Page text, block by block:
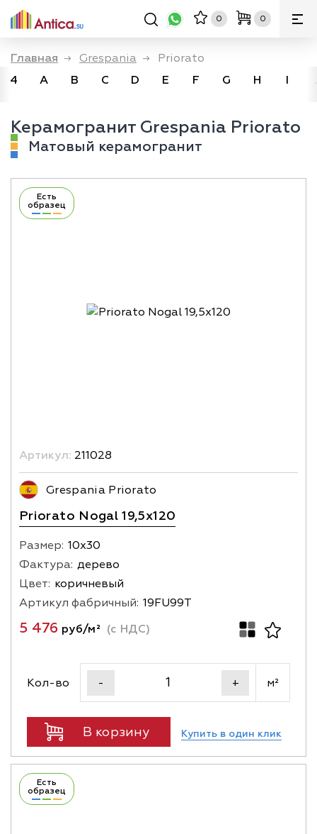
0 0
Главная → Grespania →
Priorato
4
A B C D E F G H I
Керамогранит Grespania Priorato
Матовый керамогранит
Есть
образец
Артикул: 211028
Grespania Priorato
Priorato Nogal 19,5x120
Размер: 10х30
Фактура: дерево
Цвет: коричневый
Артикул фабричный: 19FU99T
5 476 руб/м² (с НДС)
Кол-во - + м²
В корзину Купить в один клик
Есть
образец